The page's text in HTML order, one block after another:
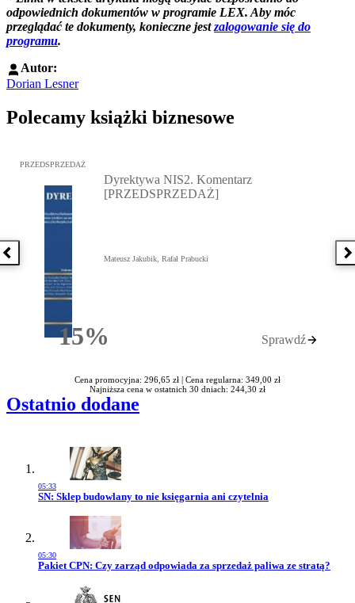
odpowiednich dokumentów w programie LEX. Aby móc
przeglądać te dokumenty, konieczne jest zalogowanie się do
programu.
Autor:
Dorian Lesner
Polecamy książki biznesowe
Poprzednia książka
Przejdź do: Dyrektywa NIS2. Komentarz [PRZEDSPRZEDAŻ],
PRZEDSPRZEDAŻ
15%Rabatu
Dyrektywa NIS2. Komentarz
[PRZEDSPRZEDAŻ]
Mateusz Jakubik, Rafał Prabucki
Sprawdź
Cena promocyjna: 296,65 zł | Cena regularna: 349,00 zł
Najniższa cena w ostatnich 30 dniach: 244,30 zł
Ostatnio dodane
05:33
Przejdź do artykułu:
SN: Sklep budowlany to nie księgarnia ani czytelnia
05:30
Przejdź do artykułu:
Pakiet CPN: Czy zarząd odpowiada za sprzedaż paliwa ze stratą?